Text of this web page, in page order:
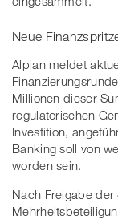
Neue
Alpian meldet
Millionen dieser
regulatorischen
Investition,
Banking soll von
worden sein.
Nach Freigabe